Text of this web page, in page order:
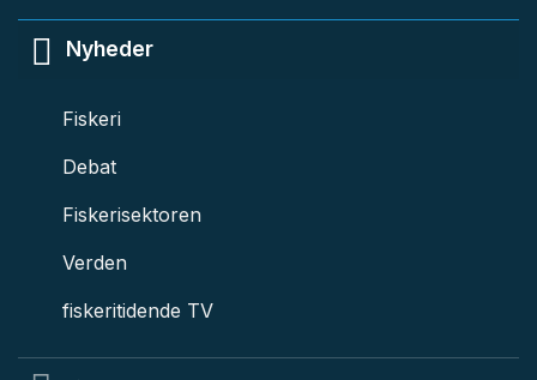
Nyheder
Fiskeri
Debat
Fiskerisektoren
Verden
fiskeritidende TV